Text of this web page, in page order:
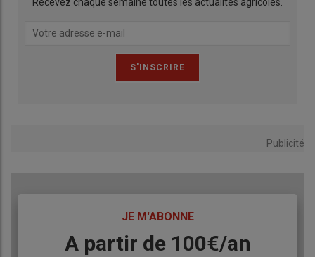
Publicité
JE M'ABONNE
BodyA partir de 100€/an